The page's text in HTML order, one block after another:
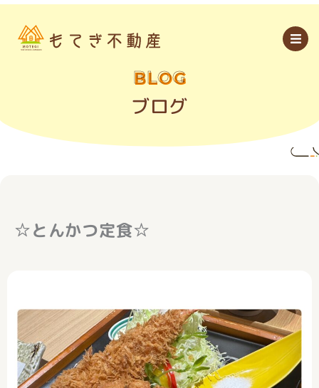
内
BLOG
ブログ
☆とんかつ定食☆